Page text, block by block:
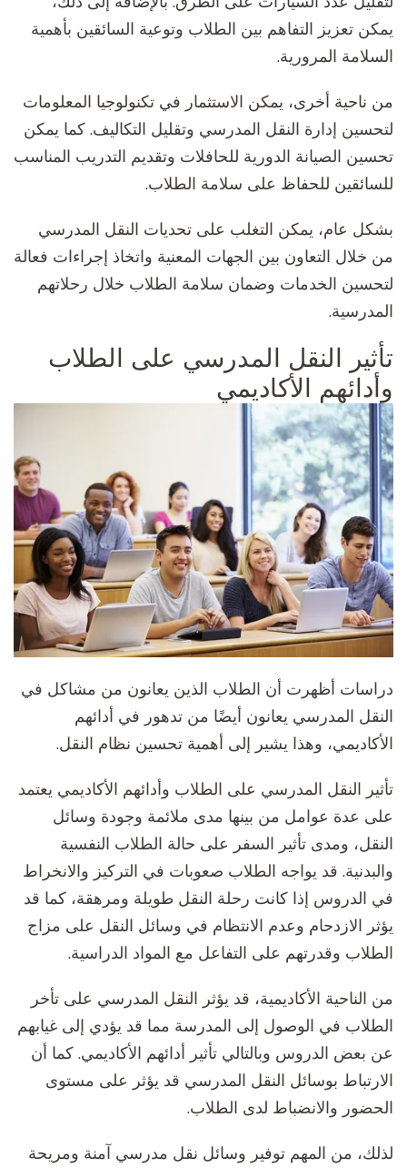
يمكن تعزيز التفاهم بين الطلاب وتوعية السائقين بأهمية
السلامة المرورية.
من ناحية أخرى، يمكن الاستثمار في تكنولوجيا المعلومات
لتحسين إدارة النقل المدرسي وتقليل التكاليف. كما يمكن
تحسين الصيانة الدورية للحافلات وتقديم التدريب المناسب
للسائقين للحفاظ على سلامة الطلاب.
بشكل عام، يمكن التغلب على تحديات النقل المدرسي
من خلال التعاون بين الجهات المعنية واتخاذ إجراءات فعالة
لتحسين الخدمات وضمان سلامة الطلاب خلال رحلاتهم
المدرسية.
تأثير النقل المدرسي على الطلاب
وأدائهم الأكاديمي
دراسات أظهرت أن الطلاب الذين يعانون من مشاكل في
النقل المدرسي يعانون أيضًا من تدهور في أدائهم
الأكاديمي، وهذا يشير إلى أهمية تحسين نظام النقل.
تأثير النقل المدرسي على الطلاب وأدائهم الأكاديمي يعتمد
على عدة عوامل من بينها مدى ملائمة وجودة وسائل
النقل، ومدى تأثير السفر على حالة الطلاب النفسية
والبدنية. قد يواجه الطلاب صعوبات في التركيز والانخراط
في الدروس إذا كانت رحلة النقل طويلة ومرهقة، كما قد
يؤثر الازدحام وعدم الانتظام في وسائل النقل على مزاج
الطلاب وقدرتهم على التفاعل مع المواد الدراسية.
من الناحية الأكاديمية، قد يؤثر النقل المدرسي على تأخر
الطلاب في الوصول إلى المدرسة مما قد يؤدي إلى غيابهم
عن بعض الدروس وبالتالي تأثير أدائهم الأكاديمي. كما أن
الارتباط بوسائل النقل المدرسي قد يؤثر على مستوى
الحضور والانضباط لدى الطلاب.
لذلك، من المهم توفير وسائل نقل مدرسي آمنة ومريحة